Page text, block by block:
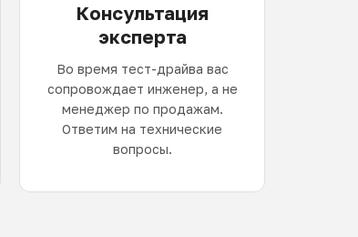
Консультация
эксперта
Во время тест-драйва вас
сопровождает инженер, а не
менеджер по продажам.
Ответим на технические
вопросы.